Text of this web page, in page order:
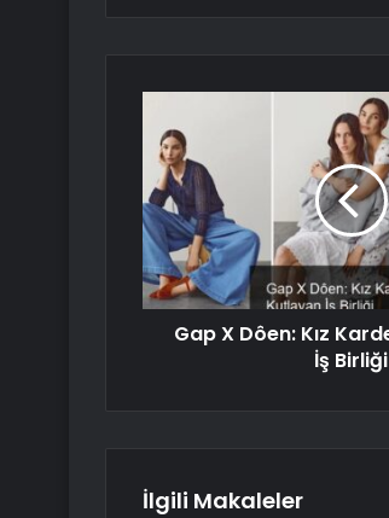
Gap X Dôen: Kız
İş Birliği
İlgili Makaleler